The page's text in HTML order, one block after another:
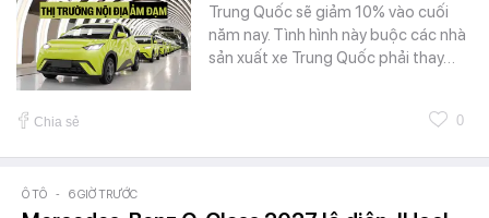
Trung Quốc sẽ giảm 10% vào cuối
năm nay. Tình hình này buộc các nhà
sản xuất xe Trung Quốc phải thay…
Chia sẻ 0
Ô TÔ - 6 GIỜ TRƯỚC